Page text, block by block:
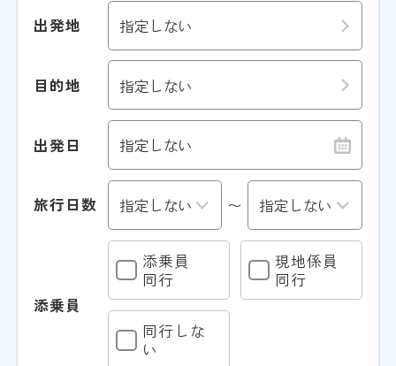
出発地
目的地
出発日
旅行日数 〜
添乗員
添乗員
同行
現地係員
同行
同行しな
い